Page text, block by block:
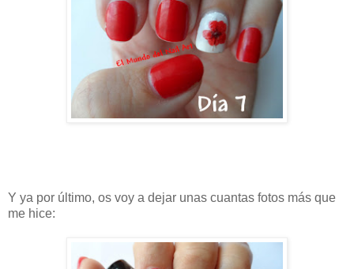
Y ya por último, os voy a dejar unas cuantas fotos más que
me hice: